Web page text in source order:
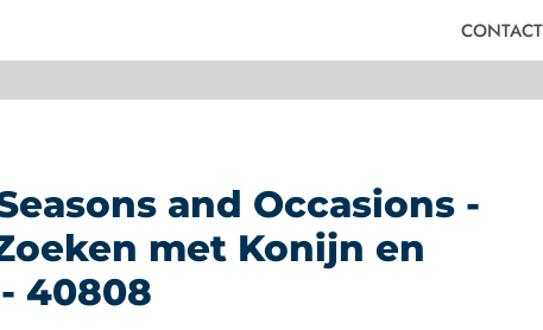
CONTACT
and Occasions -
met Konijn en
40808